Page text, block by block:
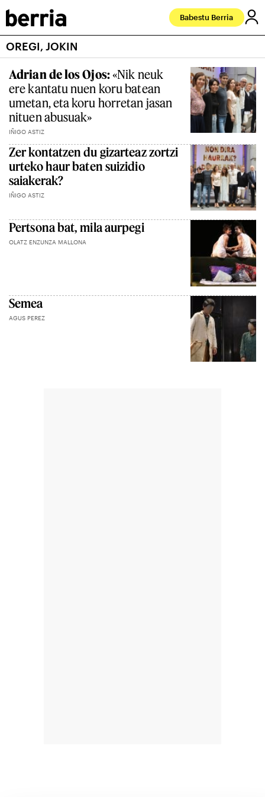
Babestu Berria
OREGI, JOKIN
Adrian de los Ojos:«Nik neuk
ere kantatu nuen koru batean
umetan, eta koru horretan jasan
nituen abusuak»
IÑIGO ASTIZ
Zer kontatzen du gizarteaz zortzi
urteko haur baten suizidio
saiakerak?
IÑIGO ASTIZ
Pertsona bat, mila aurpegi
OLATZ ENZUNZA MALLONA
Semea
AGUS PEREZ